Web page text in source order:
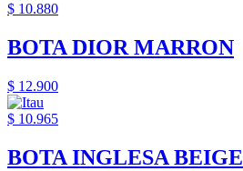
$ 10.880
BOTA DIOR MARRON
$ 12.900
$ 10.965
BOTA INGLESA BEIGE